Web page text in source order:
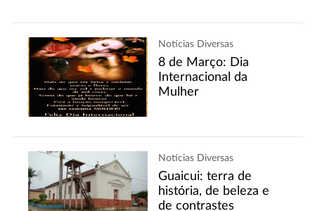
Notícias Diversas
8 de Março: Dia
Internacional da
Mulher
Notícias Diversas
Guaicui: terra de
história, de beleza e
de contrastes